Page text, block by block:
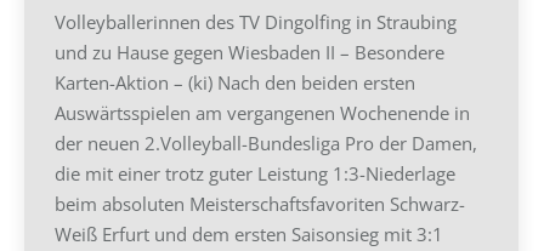
Volleyballerinnen des TV Dingolfing in Straubing
und zu Hause gegen Wiesbaden II – Besondere
Karten-Aktion – (ki) Nach den beiden ersten
Auswärtsspielen am vergangenen Wochenende in
der neuen 2.Volleyball-Bundesliga Pro der Damen,
die mit einer trotz guter Leistung 1:3-Niederlage
beim absoluten Meisterschaftsfavoriten Schwarz-
Weiß Erfurt und dem ersten Saisonsieg mit 3:1